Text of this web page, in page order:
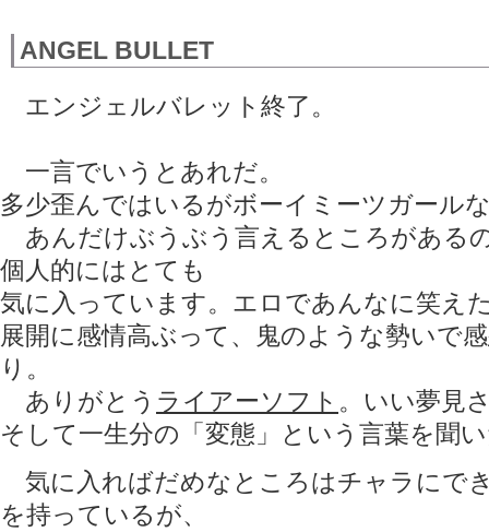
ANGEL BULLET
エンジェルバレット終了。
一言でいうとあれだ。
多少歪んではいるがボーイミーツガール
あんだけぶうぶう言えるところがある
個人的にはとても
気に入っています。エロであんなに笑え
展開に感情高ぶって、鬼のような勢いで
り。
ありがとう ライアーソフト 。いい夢見
そして一生分の「変態」という言葉を聞
気に入ればだめなところはチャラにで
を持っているが、